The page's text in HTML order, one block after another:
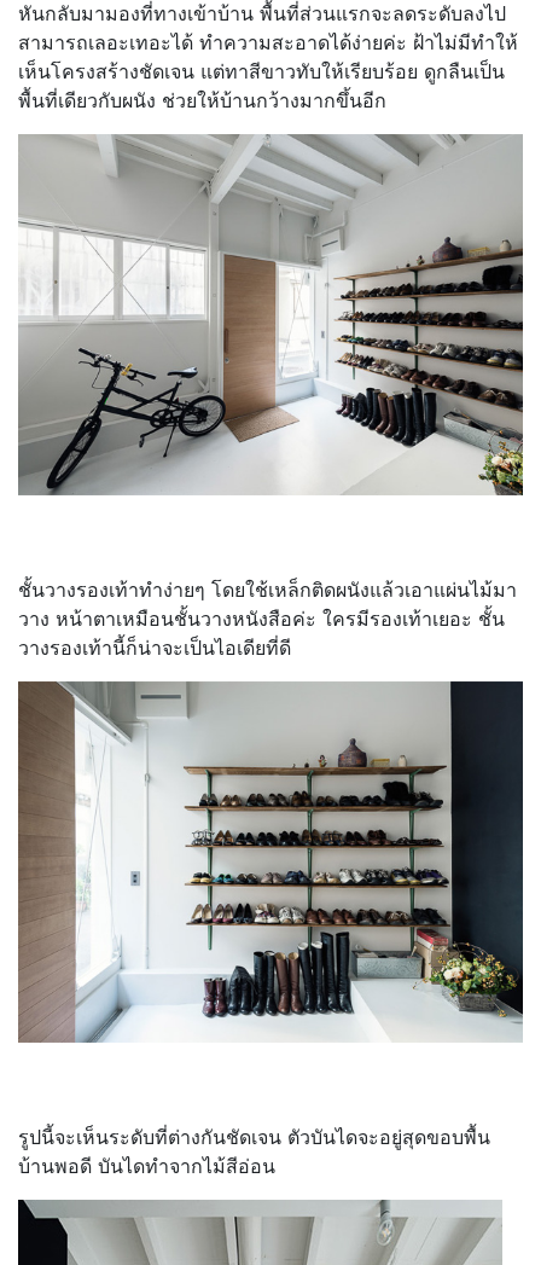
หันกลับมามองที่ทางเข้าบ้าน พื้นที่ส่วนแรกจะลดระดับลงไป
สามารถเลอะเทอะได้ ทำความสะอาดได้ง่ายค่ะ ฝ้าไม่มีทำให้
เห็นโครงสร้างชัดเจน แต่ทาสีขาวทับให้เรียบร้อย ดูกลืนเป็น
พื้นที่เดียวกับผนัง ช่วยให้บ้านกว้างมากขึ้นอีก
ชั้นวางรองเท้าทำง่ายๆ โดยใช้เหล็กติดผนังแล้วเอาแผ่นไม้มา
วาง หน้าตาเหมือนชั้นวางหนังสือค่ะ ใครมีรองเท้าเยอะ ชั้น
วางรองเท้านี้ก็น่าจะเป็นไอเดียที่ดี
รูปนี้จะเห็นระดับที่ต่างกันชัดเจน ตัวบันไดจะอยู่สุดขอบพื้น
บ้านพอดี บันไดทำจากไม้สีอ่อน